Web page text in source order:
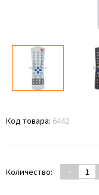
Код товара: 6442
Количество: -